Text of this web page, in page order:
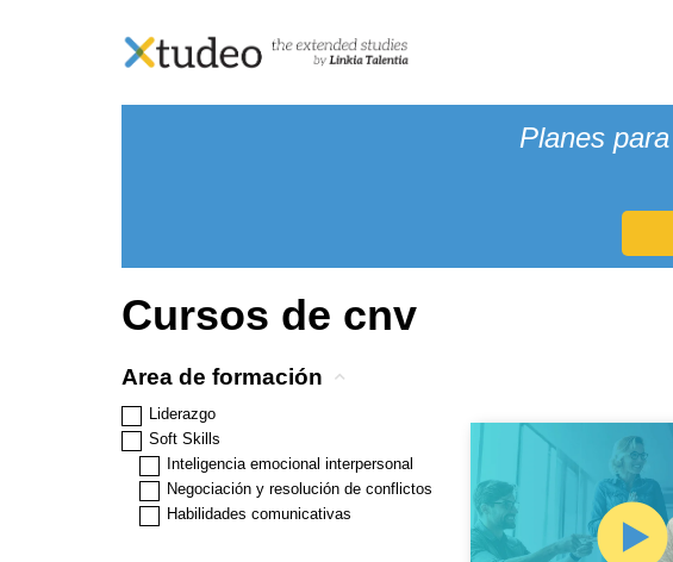
Planes
Cursos de cnv
Area de formación
Liderazgo
Soft Skills
Inteligencia emocional interpersonal
Negociación y resolución de conflictos
Habilidades comunicativas